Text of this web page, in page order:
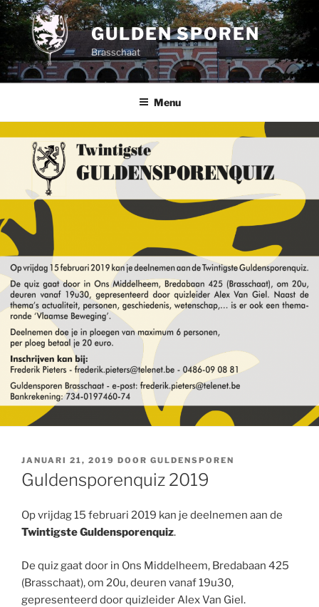
Spring
naar
inhoud
GULDEN SPOREN
Brasschaat
Menu
GEPLAATST
OP
JANUARI 21, 2019 DOOR GULDENSPOREN
Guldensporenquiz 2019
Op vrijdag 15 februari 2019 kan je deelnemen aan de
Twintigste Guldensporenquiz.
De quiz gaat door in Ons Middelheem, Bredabaan 425
(Brasschaat), om 20u, deuren vanaf 19u30,
gepresenteerd door quizleider Alex Van Giel.